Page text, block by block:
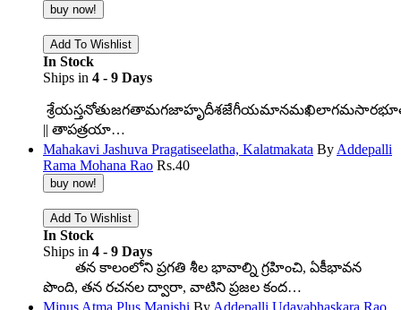
In Stock
Ships in 4 - 9 Days
|| తాపత్రయా…
Mahakavi Jashuva Pragatiseelatha, Kalatmakata By Addepalli
Rama Mohana Rao Rs.40
In Stock
Ships in 4 - 9 Days
తన కాలంలోని ప్రగతి శీల భావాల్ని గ్రహించి, ఏకీభావన
పొంది, తన రచనల ద్వారా, వాటిని ప్రజల కంద…
Minus Atma Plus Manishi By Addepalli Udayabhaskara Rao